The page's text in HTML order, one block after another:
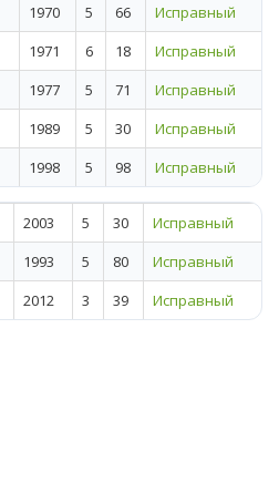
1970 5 66
Исправный
1971 6 18
Исправный
1977 5 71
Исправный
1989 5 30
Исправный
1998 5 98 Исправный
2003 5 30
Исправный
1993 5 80
Исправный
2012 3 39 Исправный